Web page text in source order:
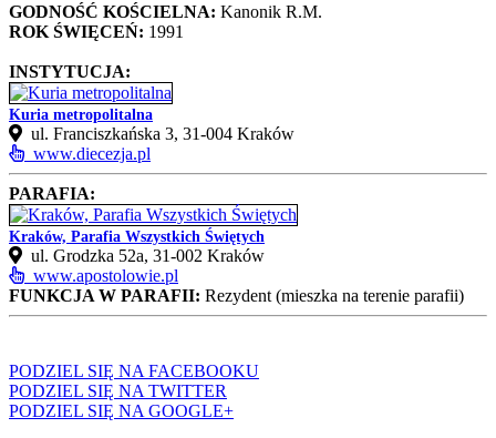
GODNOŚĆ KOŚCIELNA: Kanonik R.M.
ROK ŚWIĘCEŃ: 1991
INSTYTUCJA:
Kuria metropolitalna
ul. Franciszkańska 3, 31-004 Kraków
www.diecezja.pl
PARAFIA:
Kraków, Parafia Wszystkich Świętych
ul. Grodzka 52a, 31‑002 Kraków
www.apostolowie.pl
FUNKCJA W PARAFII: Rezydent (mieszka na terenie parafii)
PODZIEL SIĘ NA FACEBOOKU
PODZIEL SIĘ NA TWITTER
PODZIEL SIĘ NA GOOGLE+